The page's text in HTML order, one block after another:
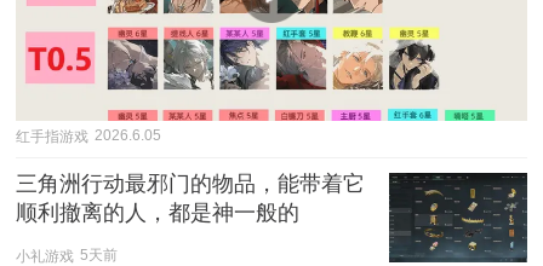
红手指游戏 2026.6.05
三角洲行动最邪门的物品，能带着它
顺利撤离的人，都是神一般的
小礼游戏 5天前